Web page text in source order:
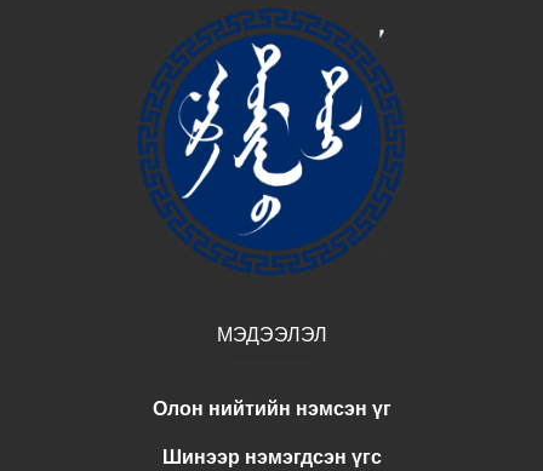
МЭДЭЭЛЭЛ
Олон нийтийн нэмсэн үг
Шинээр нэмэгдсэн үгс